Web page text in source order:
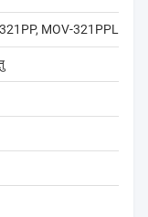
MOV-321PPL